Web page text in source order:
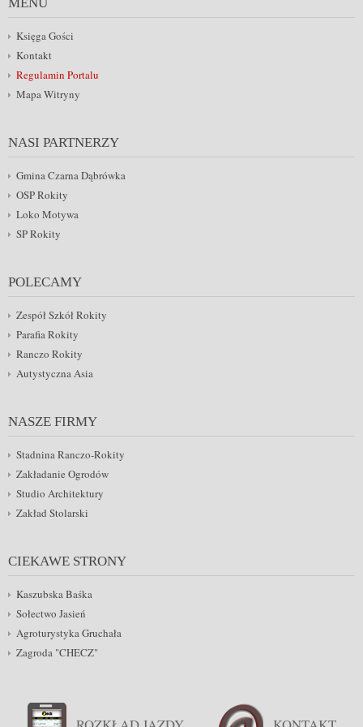
MENU
Księga Gości
Kontakt
Regulamin Portalu
Mapa Witryny
NASI PARTNERZY
Gmina Czarna Dąbrówka
OSP Rokity
Loko Motywa
SP Rokity
POLECAMY
Zespół Szkół Rokity
Parafia Rokity
Ranczo Rokity
Autystyczna Asia
NASZE FIRMY
Stadnina Ranczo-Rokity
Zakładanie Ogrodów
Studio Architektury
Zakład Stolarski
CIEKAWE STRONY
Kaszubska Baśka
Sołectwo Jasień
Agroturystyka Gruchała
Zagroda "CHECZ"